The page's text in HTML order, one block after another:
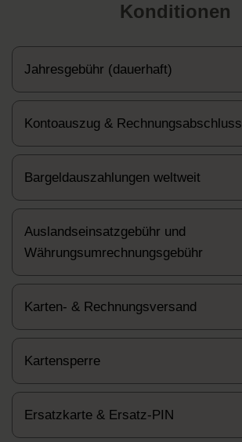
Konditionen
Jahresgebühr (dauerhaft)
Kontoauszug & Rechnungsabschluss
Bargeldauszahlungen weltweit
Auslandseinsatzgebühr und
Währungsumrechnungsgebühr
Karten- & Rechnungsversand
Kartensperre
Ersatzkarte & Ersatz-PIN